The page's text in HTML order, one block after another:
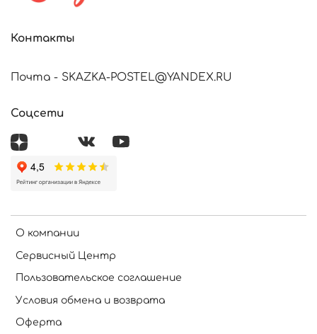
О компании
Сервисный Центр
Пользовательское соглашение
Условия обмена и возврата
Оферта
Контакты
Почта - SKAZKA-POSTEL@YANDEX.RU
Соцсети